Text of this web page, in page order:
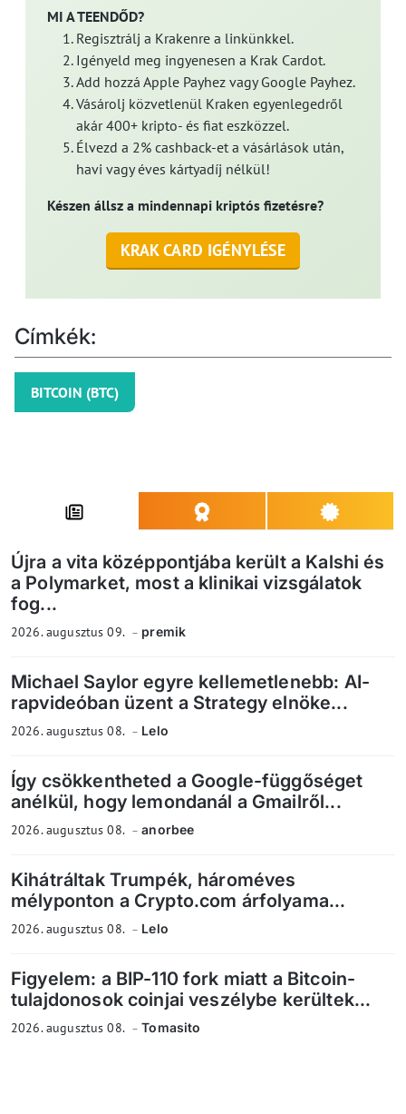
MI A TEENDŐD?
Regisztrálj a Krakenre a linkünkkel.
Igényeld meg ingyenesen a Krak Cardot.
Add hozzá Apple Payhez vagy Google Payhez.
Vásárolj közvetlenül Kraken egyenlegedről
akár 400+ kripto- és fiat eszközzel.
Élvezd a 2% cashback-et a vásárlások után,
havi vagy éves kártyadíj nélkül!
Készen állsz a mindennapi kriptós fizetésre?
KRAK CARD IGÉNYLÉSE
Címkék:
BITCOIN (BTC)
Újra a vita középpontjába került a Kalshi és
a Polymarket, most a klinikai vizsgálatok
fog...
2026. augusztus 09. premik
Michael Saylor egyre kellemetlenebb: AI-
rapvideóban üzent a Strategy elnöke...
2026. augusztus 08. Lelo
Így csökkentheted a Google-függőséget
anélkül, hogy lemondanál a Gmailről...
2026. augusztus 08. anorbee
Kihátráltak Trumpék, hároméves
mélyponton a Crypto.com árfolyama...
2026. augusztus 08. Lelo
Figyelem: a BIP-110 fork miatt a Bitcoin-
tulajdonosok coinjai veszélybe kerültek...
2026. augusztus 08. Tomasito